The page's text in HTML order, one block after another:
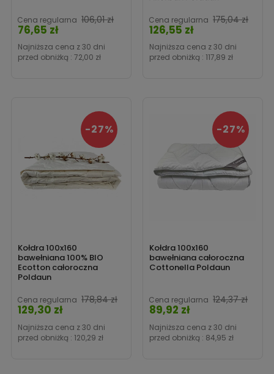
Cena regularna 106,01 zł
76,65 zł
Najniższa cena z 30 dni
przed obniżką : 72,00 zł
Cena regularna 175,04 zł
Cena
126,55 zł
Najniższa cena z 30 dni
przed obniżką : 117,89 zł
Kołdra 100x160
bawełniana 100% BIO
Ecotton całoroczna
Poldaun
Cena regularna 178,84 zł
-27%
Cena
129,30 zł
Najniższa cena z 30 dni
przed obniżką : 120,29 zł
Kołdra 100x160
bawełniana całoroczna
Cottonella Poldaun
Cena regularna 124,37 zł
-27%
Cena
89,92 zł
Najniższa cena z 30 dni
przed obniżką : 84,95 zł